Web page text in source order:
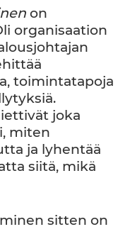
on
organisaation
toimintatapoja
joka
miten
ja lyhentää
siitä, mikä
sitten on